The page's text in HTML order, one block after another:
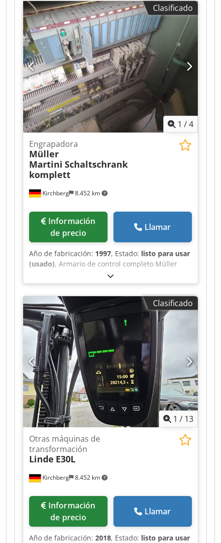
Clasificado
1 /4
Kirchberg 8.452 km
Engrapadora
Müller
Martini Schaltschrank
komplett
de precio
Llamar
Año de fabricación: 1997, Estado: listo para usar
(usado), Armario de control completo Müller
Martini, año de fabricación 1997 Dcsdpfxowvmp
De Ab Sok
Clasificado
1 / 13
Kirchberg 8.452 km
Otras máquinas de
transformación
Linde E30L
de precio
Llamar
Año de fabricación: 2018, Estado: listo para usar